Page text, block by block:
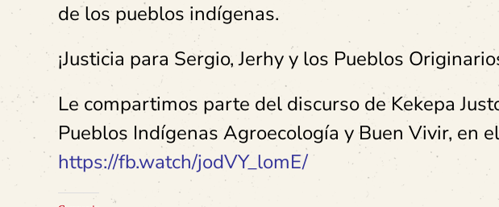
de los pueblos indígenas.
¡Justicia para Sergio, Jerhy y los Pueblos
Le compartimos parte del discurso de Kekepa
Pueblos Indígenas Agroecología y Buen Vivir, en
https://fb.watch/jodVY_lomE/